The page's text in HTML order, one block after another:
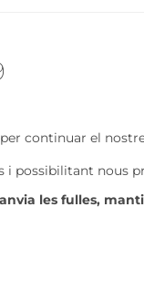
continuar el
i possibilitant nous
les fulles,